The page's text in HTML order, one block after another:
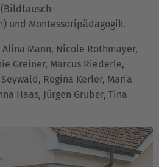
(Bildtausch-
und Montessoripädagogik.
Mann, Nicole Rothmayer,
Greiner, Marcus Riederle,
Regina Kerler, Maria
Haas, Jürgen Gruber, Tina